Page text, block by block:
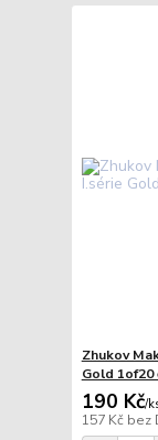
Zhukov
Gold 1of20
190 Kč/
157 Kč bez